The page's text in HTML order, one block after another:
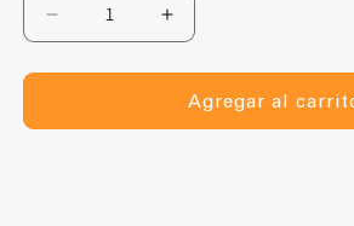
Reducir
cantidad
para
Luxepress
Aumentar
cantidad
para
Moka
Luxepress
Agregar al